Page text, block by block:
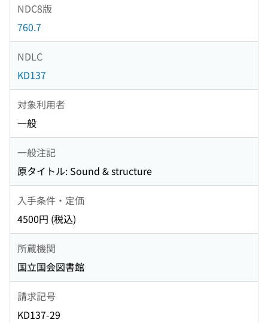
NDC8版
760.7
NDLC
KD137
対象利用者
一般
一般注記
原タイトル: Sound & structure
入手条件・定価
4500円 (税込)
所蔵機関
国立国会図書館
請求記号
KD137-29